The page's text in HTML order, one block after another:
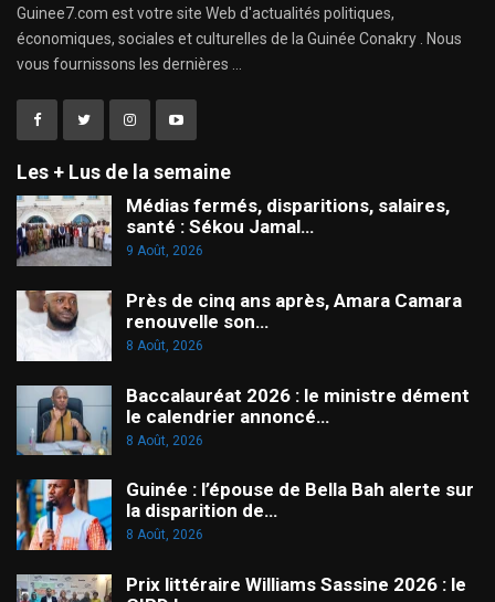
Guinee7.com est votre site Web d'actualités politiques,
économiques, sociales et culturelles de la Guinée Conakry . Nous
vous fournissons les dernières ...
Les + Lus de la semaine
Médias fermés, disparitions, salaires,
santé : Sékou Jamal…
9 Août, 2026
Près de cinq ans après, Amara Camara
renouvelle son…
8 Août, 2026
Baccalauréat 2026 : le ministre dément
le calendrier annoncé…
8 Août, 2026
Guinée : l’épouse de Bella Bah alerte sur
la disparition de…
8 Août, 2026
Prix littéraire Williams Sassine 2026 : le